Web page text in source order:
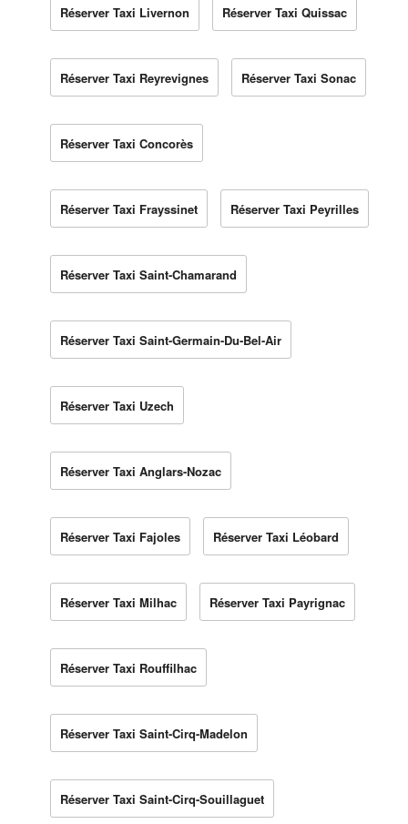
Réserver Taxi Livernon Réserver Taxi Quissac
Réserver Taxi Reyrevignes Réserver Taxi Sonac
Réserver Taxi Concorès
Réserver Taxi Frayssinet Réserver Taxi Peyrilles
Réserver Taxi Saint-Chamarand
Réserver Taxi Saint-Germain-Du-Bel-Air
Réserver Taxi Uzech
Réserver Taxi Anglars-Nozac
Réserver Taxi Fajoles Réserver Taxi Léobard
Réserver Taxi Milhac Réserver Taxi Payrignac
Réserver Taxi Rouffilhac
Réserver Taxi Saint-Cirq-Madelon
Réserver Taxi Saint-Cirq-Souillaguet